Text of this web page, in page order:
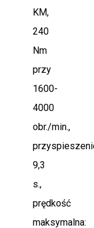
KM,
240
Nm
przy
1600-
4000
obr./min.,
9,3
s.,
prędkość
maksymalna: